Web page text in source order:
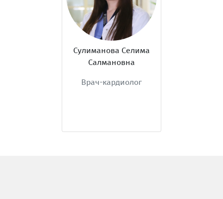
Сулиманова Селима
Салмановна
Врач-кардиолог